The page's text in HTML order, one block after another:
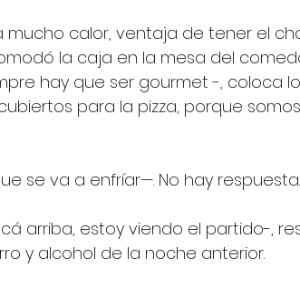
mucho calor, ventaja de tener el
la caja en la mesa del
hay que ser gourmet -, coloca
para la pizza, porque
se va a enfríar—. No hay
arriba, estoy viendo el partido-,
y alcohol de la noche anterior.